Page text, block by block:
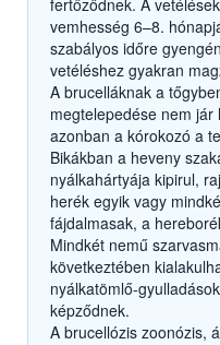
fertőződnek. A
vemhesség 6–8.
szabályos időre
vetéléshez gyakran
A brucelláknak a
megtelepedése nem
azonban a kórokozó a
Bikákban a heveny
nyálkahártyája kipirul,
herék egyik vagy
fájdalmasak, a
Mindkét nemű
következtében
nyálkatömlő-
képződnek.
A brucellózis zoonózis,